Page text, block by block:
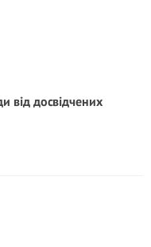
від досвідчених